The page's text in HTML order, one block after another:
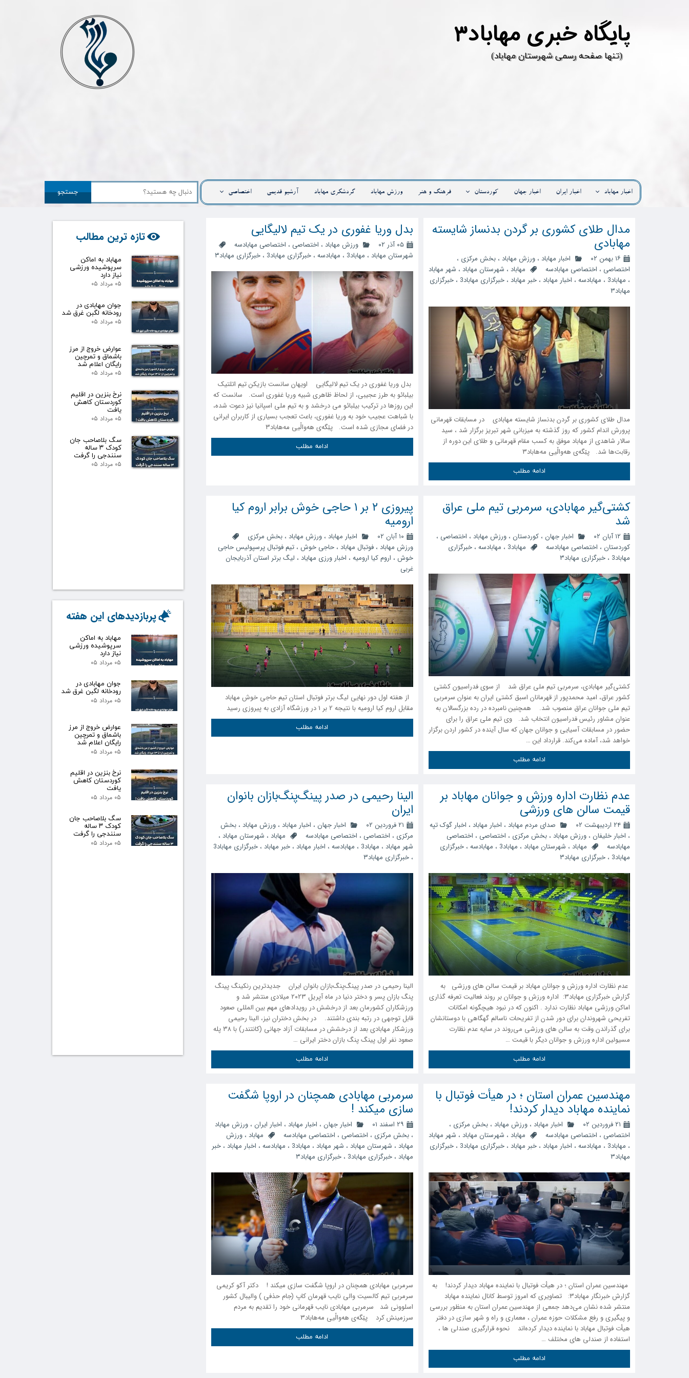
پ
​(تنها صفحه رسمی شهرستان مهاباد)
اخبار مهاباد اخبار ایران اخبار جهان کوردستان فرهنگ و هنر ورزش مهاباد گردشگری مهاباد آرشیو قدیمی اختصاصی جستجو
مدال طلای کشوری بر گردن بدنساز شایسته
مهابادی
۱۶ بهمن ۰۲ اخبار مهاباد ، ورزش مهاباد ، بخش مرکزی ،
اختصاصی ، اختصاصی مهابادسه مهاباد ، شهرستان مهاباد ، شهر مهاباد
، مهاباد3 ، مهابادسه ، اخبار مهاباد ، خبر مهاباد ، خبرگزاری مهاباد3 ، خبرگزاری
مهاباد۳
مدال طلای کشوری بر گردن بدنساز شایسته مهابادی در مسابقات قهرمانی
پرورش اندام کشور که روز گذشته به میزبانی شهر تبریز برگزار شد ، سید
سالار شاهدی از مهاباد موفق به کسب مقام قهرمانی و طلای این دوره از
رقابت‌ها شد. پێگەی هەواڵیی مەهاباد۳
ادامه مطلب
بدل وریا غفوری در یک تیم لالیگایی
۰۵ آذر ۰۲ ورزش مهاباد ، اختصاصی ، اختصاصی مهابادسه
شهرستان مهاباد ، مهاباد3 ، مهابادسه ،خبرگزاری مهاباد3 ،خبرگزاری مهاباد۳
بدل وریا غفوری در یک تیم لالیگایی اویهان سانست بازیکن تیم اتلتیک
بیلبائو به طرز عجیبی، از لحاظ ظاهری شبیه وریا غفوری است. سانست که
این روزها در ترکیب بیلبائو می درخشد و به تیم ملی اسپانیا نیز دعوت شده،
با شباهت عجیب خود به وریا غفوری، باعث تعجب بسیاری از کاربران ایرانی
در فضای مجازی شده است. پێگەی هەواڵیی مەهاباد۳
ادامه مطلب
کشتی‌گیر مهابادی، سرمربی تیم ملی عراق
شد
۱۲ آبان ۰۲ اخبار جهان ، کوردستان ، ورزش مهاباد ، اختصاصی ،
کوردستان ، اختصاصی مهابادسه مهاباد3 ، مهابادسه ، خبرگزاری
مهاباد3 ، خبرگزاری مهاباد۳
کشتی‌گیر مهابادی، سرمربی تیم ملی عراق شد از سوی فدراسیون کشتی
کشور عراق، امید محمدپور از قهرمانان اسبق کشتی ایران به عنوان سرمربی
تیم ملی جوانان عراق منصوب شد. همچنین نامبرده در رده بزرگسالان به
عنوان مشاور رئیس فدراسیون انتخاب شد. وی تیم ملی عراق را برای
حضور در مسابقات آسیایی و جوانان جهان که سال آینده در کشور اردن برگزار
خواهد شد، آماده می‌کند. قرارداد این …
ادامه مطلب
پیروزی ۲ بر ۱ حاجی خوش برابر اروم کیا
ارومیه
۱۰ آبان ۰۲ اخبار مهاباد ،ورزش مهاباد ،بخش مرکزی
ورزش مهاباد ،فوتبال مهاباد ،حاجی خوش ،تیم فوتبال پرسپولیس حاجی
خوش ، اروم کیا ارومیه ، اخبار ورزی مهایاد ، لیگ برتر استان آذربایجان
غربی
از هفته اول دور نهایی لیگ برتر فوتبال استان تیم حاجی خوش مهاباد
مقابل اروم کیا ارومیه با نتیجه 2 بر 1 در ورزشگاه آزادی به پیروزی رسید
ادامه مطلب
عدم نظارت اداره ورزش و جوانان مهاباد بر
قیمت سالن های ورزشی
۲۴ اردیبهشت ۰۲ صدای مردم مهاباد ، اخبار مهاباد ، اخبار گوک تپه
، اخبار خلیفان ، ورزش مهاباد ، بخش مرکزی ، اختصاصی ، اختصاصی
مهابادسه
مهاباد ، شهرستان مهاباد ، مهاباد3 ، مهابادسه ، خبرگزاری
مهاباد3 ، خبرگزاری مهاباد۳
‍ عدم نظارت اداره ورزش و جوانان مهاباد بر قیمت سالن های ورزشی به
گزارش خبرگزاری مهاباد۳: اداره ورزش و جوانان بر روند فعالیت تعرفه گذاری
اماکن‌ ورزشی مهاباد نظارت ندارد . اکنون که در نبود هیچگونه امکانات
تفریحی شهروندان برای دور شدن از تفریحات ناسالم گهگاهی با دوستانشان
برای گذراندن وقت به سالن های ورزشی می‌روند در سایه عدم نظارت
مسیولین اداره ورزش و جوانان دیگر با قیمت …
ادامه مطلب
الینا رحیمی در صدر پینگ‌پنگ‌بازان بانوان
ایران
۲۱ فروردین ۰۲ اخبار جهان ، اخبار مهاباد ،ورزش مهاباد ،بخش
مرکزی ، اختصاصی ، اختصاصی مهابادسه مهاباد ، شهرستان مهاباد ،
شهر مهاباد ، مهاباد3 ، مهابادسه ، اخبار مهاباد ،خبر مهاباد ،خبرگزاری مهاباد3
،خبرگزاری مهاباد۳
الینا رحیمی در صدر پینگ‌پنگ‌بازان بانوان ایران جدیدترین رنکینگ پینگ
پنگ بازان پسر و دختر دنیا در ماه آپریل ۲۰۲۳ میلادی منتشر شد و
ورزشکاران کشورمان بعد از درخشش در رویدادهای مهم بین المللی صعود
قابل توجهی در رتبه بندی داشتند. در بخش دختران نیز، الینا رحیمی
ورزشکار مهابادی بعد از درخشش در مسابقات آزاد جهانی (کانتندر) با ۳۸ پله
صعود نفر اول پینگ پنگ بازان دختر ایرانی …
ادامه مطلب
مهندسین عمران استان ؛ در هیأت فوتبال با
نماینده مهاباد دیدار کردند!
۲۱ فروردین ۰۲ اخبار مهاباد ، ورزش مهاباد ، بخش مرکزی ،
اختصاصی ، اختصاصی مهابادسه مهاباد ، شهرستان مهاباد ، شهر مهاباد
، مهاباد3 ، مهابادسه ، اخبار مهاباد ، خبر مهاباد ، خبرگزاری مهاباد3 ، خبرگزاری
مهاباد۳
مهندسین عمران استان ؛ در هیأت فوتبال با نماینده مهاباد دیدار کردند! به
گزارش خبرنگار مهاباد۳: تصاویری که امروز توسط کانال نماینده مهاباد
منتشر شده نشان می‌دهد جمعی از مهندسین عمران استان به منظور بررسی
و پیگیری و رفع مشکلات حوزه عمران ، معماری و راه و شهر سازی در دفتر
هیأت فوتبال مهاباد با نماینده دیدار کرده‌اند نحوه قرارگیری صندلی ها ،
استفاده از صندلی‌ های مختلف …
ادامه مطلب
سرمربی مهابادی همچنان در اروپا شگفت
سازی میکند !
۲۹ اسفند ۰۱ اخبار جهان ، اخبار مهاباد ، اخبار ایران ،ورزش مهاباد
،بخش مرکزی ، اختصاصی ، اختصاصی مهابادسه مهاباد ،ورزش
مهاباد ، شهرستان مهاباد ، شهر مهاباد ، مهاباد3 ، مهابادسه ، اخبار مهاباد ،خبر
مهاباد ،خبرگزاری مهاباد3 ،خبرگزاری مهاباد۳
سرمربی مهابادی همچنان در اروپا شگفت سازی میکند ! دکتر آکو کریمی
سرمربی تیم کالسیت والی نایب قهرمان کاپ (جام حذفی ) والیبال کشور
اسلوونی شد سرمربی مهابادی نایب قهرمانی خود را تقدیم به مردم
سرزمینش کرد پێگەی هەواڵیی مەهاباد۳
ادامه مطلب
تازه ترین مطالب
مهاباد به اماکن
سرپوشیده ورزشی
نیاز دارد
۰۵ مرداد ۰۵
جوان مهابادی در
رودخانه لگبن غرق شد
۰۵ مرداد ۰۵
عوارض خروج از مرز
باشماق و تمرچین
رایگان اعلام شد
۰۵ مرداد ۰۵
نرخ بنزین در اقلیم
کوردستان کاهش
یافت
۰۵ مرداد ۰۵
سگ بلاصاحب جان
کودک ۳ ساله
سنندجی را گرفت
۰۵ مرداد ۰۵
مهاباد به اماکن
سرپوشیده ورزشی
نیاز دارد
۰۵ مرداد ۰۵
جوان مهابادی در
رودخانه لگبن غرق شد
۰۵ مرداد ۰۵
عوارض خروج از مرز
باشماق و تمرچین
رایگان اعلام شد
۰۵ مرداد ۰۵
نرخ بنزین در اقلیم
کوردستان کاهش
یافت
۰۵ مرداد ۰۵
سگ بلاصاحب جان
کودک ۳ ساله
سنندجی را گرفت
۰۵ مرداد ۰۵
پربازدیدهای این هفته